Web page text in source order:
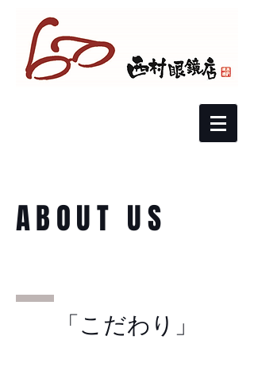
ABOUT US
「こだわり」